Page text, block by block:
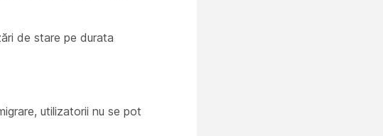
de stare pe durata
utilizatorii nu se pot